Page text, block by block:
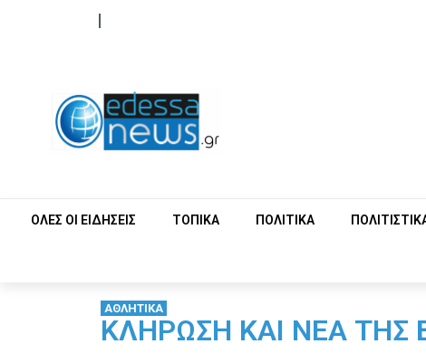
ΟΛΕΣ ΟΙ ΕΙΔΗΣΕΙΣ ΤΟΠΙΚΑ ΠΟΛΙΤΙΚΑ
ΑΘΛΗΤΙΚΑ
ΚΛΗΡΩΣΗ ΚΑΙ ΝΕΑ ΤΗΣ